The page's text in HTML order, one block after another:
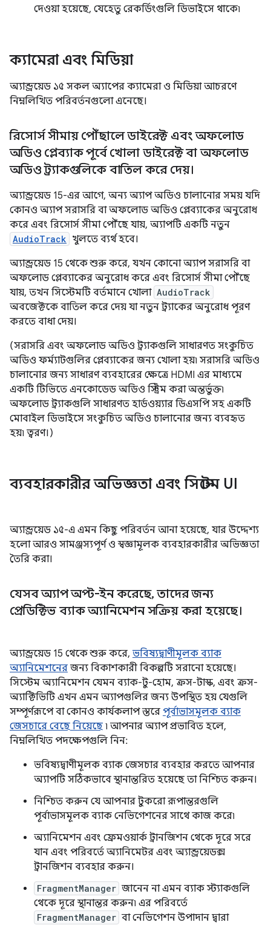
দেওয়া হয়েছে, যেহেতু রেকর্ডিংগুলি ডিভাইসে থাকে৷
ক্যামেরা এবং মিডিয়া
অ্যান্ড্রয়েড ১৫ সকল অ্যাপের ক্যামেরা ও মিডিয়া আচরণে
নিম্নলিখিত পরিবর্তনগুলো এনেছে।
রিসোর্স সীমায় পৌঁছালে ডাইরেক্ট এবং অফলোড
অডিও প্লেব্যাক পূর্বে খোলা ডাইরেক্ট বা অফলোড
অডিও ট্র্যাকগুলিকে বাতিল করে দেয়।
অ্যান্ড্রয়েড 15-এর আগে, অন্য অ্যাপ অডিও চালানোর সময় যদি
কোনও অ্যাপ সরাসরি বা অফলোড অডিও প্লেব্যাকের অনুরোধ
করে এবং রিসোর্স সীমা পৌঁছে যায়, অ্যাপটি একটি নতুন
AudioTrack খুলতে ব্যর্থ হবে।
অ্যান্ড্রয়েড 15 থেকে শুরু করে, যখন কোনো অ্যাপ সরাসরি বা
অফলোড প্লেব্যাকের অনুরোধ করে এবং রিসোর্স সীমা পৌঁছে
যায়, তখন সিস্টেমটি বর্তমানে খোলা AudioTrack
অবজেক্টকে বাতিল করে দেয় যা নতুন ট্র্যাকের অনুরোধ পূরণ
করতে বাধা দেয়।
(সরাসরি এবং অফলোড অডিও ট্র্যাকগুলি সাধারণত সংকুচিত
অডিও ফর্ম্যাটগুলির প্লেব্যাকের জন্য খোলা হয়৷ সরাসরি অডিও
চালানোর জন্য সাধারণ ব্যবহারের ক্ষেত্রে HDMI এর মাধ্যমে
একটি টিভিতে এনকোডেড অডিও স্ট্রিম করা অন্তর্ভুক্ত৷
অফলোড ট্র্যাকগুলি সাধারণত হার্ডওয়্যার ডিএসপি সহ একটি
মোবাইল ডিভাইসে সংকুচিত অডিও চালানোর জন্য ব্যবহৃত
হয়৷ ত্বরণ।)
ব্যবহারকারীর অভিজ্ঞতা এবং সিস্টেম UI
অ্যান্ড্রয়েড ১৫-এ এমন কিছু পরিবর্তন আনা হয়েছে, যার উদ্দেশ্য
হলো আরও সামঞ্জস্যপূর্ণ ও স্বজ্ঞামূলক ব্যবহারকারীর অভিজ্ঞতা
তৈরি করা।
যেসব অ্যাপ অপ্ট-ইন করেছে, তাদের জন্য
প্রেডিক্টিভ ব্যাক অ্যানিমেশন সক্রিয় করা হয়েছে।
অ্যান্ড্রয়েড 15 থেকে শুরু করে, ভবিষ্যদ্বাণীমূলক ব্যাক
অ্যানিমেশনের জন্য বিকাশকারী বিকল্পটি সরানো হয়েছে।
সিস্টেম অ্যানিমেশন যেমন ব্যাক-টু-হোম, ক্রস-টাস্ক, এবং ক্রস-
অ্যাক্টিভিটি এখন এমন অ্যাপগুলির জন্য উপস্থিত হয় যেগুলি
সম্পূর্ণরূপে বা কোনও কার্যকলাপ স্তরে পূর্বাভাসমূলক ব্যাক
জেসচারে বেছে নিয়েছে ৷ আপনার অ্যাপ প্রভাবিত হলে,
নিম্নলিখিত পদক্ষেপগুলি নিন:
ভবিষ্যদ্বাণীমূলক ব্যাক জেসচার ব্যবহার করতে আপনার
অ্যাপটি সঠিকভাবে স্থানান্তরিত হয়েছে তা নিশ্চিত করুন।
নিশ্চিত করুন যে আপনার টুকরো রূপান্তরগুলি
পূর্বাভাসমূলক ব্যাক নেভিগেশনের সাথে কাজ করে৷
অ্যানিমেশন এবং ফ্রেমওয়ার্ক ট্রানজিশন থেকে দূরে সরে
যান এবং পরিবর্তে অ্যানিমেটর এবং অ্যান্ড্রয়েডক্স
ট্রানজিশন ব্যবহার করুন।
FragmentManager জানেন না এমন ব্যাক স্ট্যাকগুলি
থেকে দূরে স্থানান্তর করুন৷ এর পরিবর্তে
FragmentManager বা নেভিগেশন উপাদান দ্বারা